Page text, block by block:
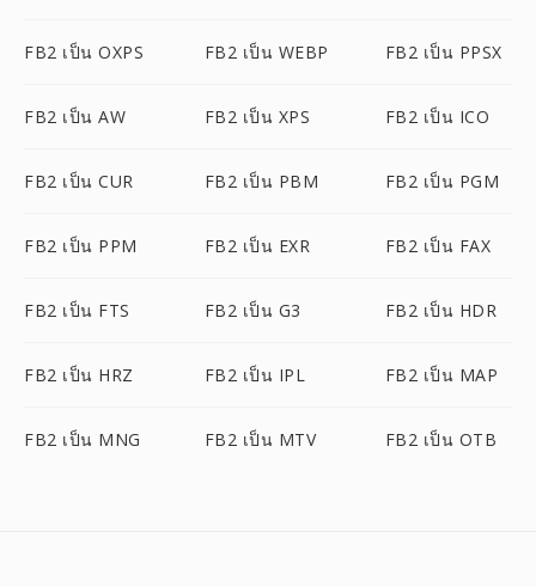
FB2 เป็น OXPS FB2 เป็น WEBP FB2 เป็น PPSX
FB2 เป็น AW FB2 เป็น XPS FB2 เป็น ICO
FB2 เป็น CUR FB2 เป็น PBM FB2 เป็น PGM
FB2 เป็น PPM FB2 เป็น EXR FB2 เป็น FAX
FB2 เป็น FTS FB2 เป็น G3 FB2 เป็น HDR
FB2 เป็น HRZ FB2 เป็น IPL FB2 เป็น MAP
FB2 เป็น MNG FB2 เป็น MTV FB2 เป็น OTB